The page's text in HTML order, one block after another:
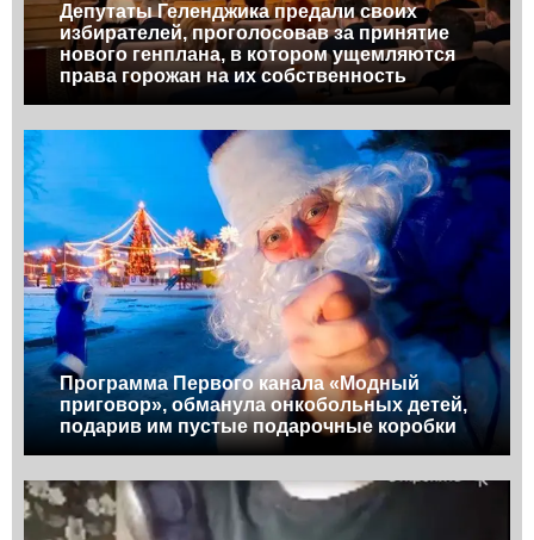
Депутаты Геленджика предали своих
избирателей, проголосовав за принятие
нового генплана, в котором ущемляются
права горожан на их собственность
Программа Первого канала «Модный
приговор», обманула онкобольных детей,
подарив им пустые подарочные коробки